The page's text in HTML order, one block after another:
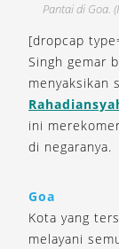
Pantai di Goa.
[dropcap
Singh gemar
menyaksikan
ini
di negaranya.
Goa
Kota yang
melayani